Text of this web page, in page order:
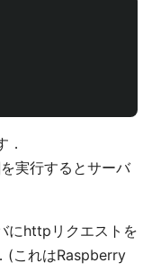
．
を実行するとサーバ
にhttpリクエストを
(これはRaspberry